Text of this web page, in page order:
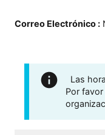
Correo Electrónico :
Las
Por